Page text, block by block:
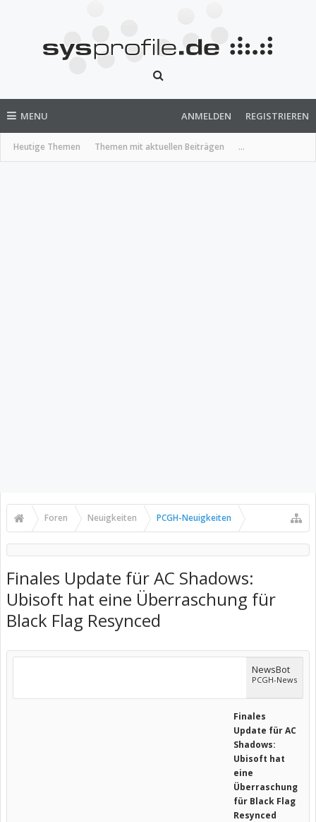
MENU
Heutige Themen Themen mit aktuellen Beiträgen ...
ANMELDEN REGISTRIEREN
Foren Neuigkeiten PCGH-Neuigkeiten
Finales Update für AC Shadows:
Ubisoft hat eine Überraschung für
Black Flag Resynced
NewsBot
PCGH-News
Finales
Update für AC
Shadows:
Ubisoft hat
eine
Überraschung
für Black Flag
Resynced